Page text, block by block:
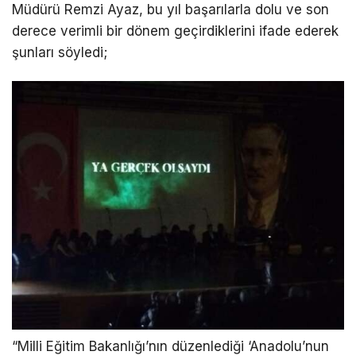
Müdürü Remzi Ayaz, bu yıl başarılarla dolu ve son
derece verimli bir dönem geçirdiklerini ifade ederek
şunları söyledi;
“Milli Eğitim Bakanlığı’nın düzenlediği ‘Anadolu’nun